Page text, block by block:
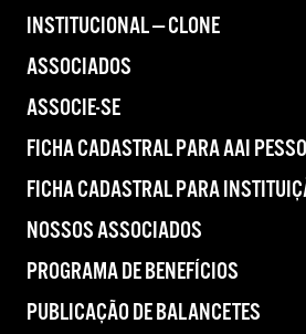
INSTITUCIONAL — CLONE
ASSOCIADOS
ASSOCIE-SE
FICHA CADASTRAL PARA AAI
FICHA CADASTRAL PARA
NOSSOS ASSOCIADOS
PROGRAMA DE BENEFÍCIOS
PUBLICAÇÃO DE BALANCETES